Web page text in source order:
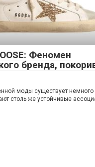
Феномен
бренда,
моды существует немного
столь же устойчивые